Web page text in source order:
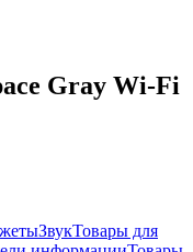
Gray Wi-Fi
ЗвукТовары для